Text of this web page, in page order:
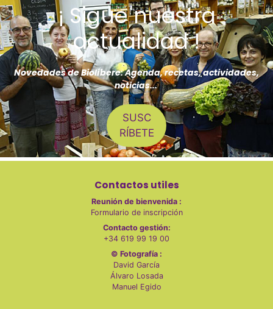
¡ Sigue nuestra
actualidad !
Novedades de Biolíbere: Agenda, recetas, actividades,
noticias...
SUSC
RÍBETE
Contactos utiles
Reunión de bienvenida :
Formulario de inscripción
Contacto gestión:
+34 619 99 19 00
© Fotografía :
David García
Álvaro Losada
Manuel Egido